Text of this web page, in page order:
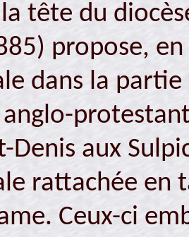
tête du
propose,
dans la
Denis aux
rattachée en
Ceux-ci